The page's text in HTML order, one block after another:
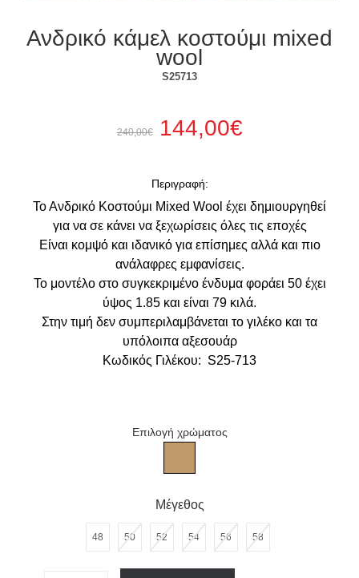
Ανδρικό κάμελ κοστούμι mixed
wool
S25713
240,00€ 144,00€
Περιγραφή:
Το Ανδρικό Κοστούμι Mixed Wool έχει δημιουργηθεί
για να σε κάνει να ξεχωρίσεις όλες τις εποχές
Είναι κομψό και ιδανικό για επίσημες αλλά και πιο
ανάλαφρες εμφανίσεις.
Το μοντέλο στο συγκεκριμένο ένδυμα φοράει 50 έχει
ύψος 1.85 και είναι 79 κιλά.
Στην τιμή δεν συμπεριλαμβάνεται το γιλέκο και τα
υπόλοιπα αξεσουάρ
Κωδικός Γιλέκου: S25-713
Επιλογή χρώματος
Μέγεθος
48 50 52 54 56 58